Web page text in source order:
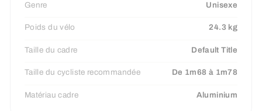
Genre Unisexe
Poids du vélo 24.3 kg
Taille du cadre Default Title
Taille du cycliste recommandée De 1m68 à 1m78
Matériau cadre Aluminium